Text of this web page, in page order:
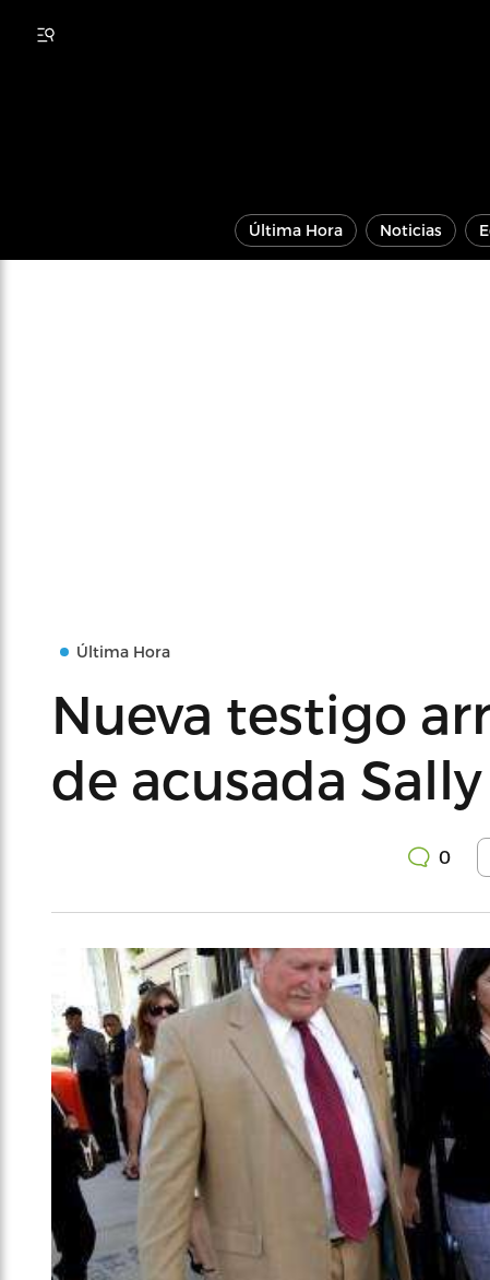
Última Hora Noticias
Última Hora
Nueva testigo
de acusada
0